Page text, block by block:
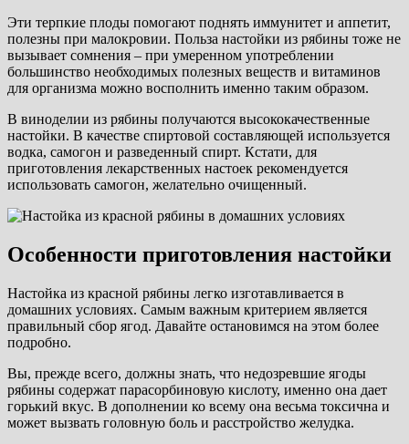
Эти терпкие плоды помогают поднять иммунитет и аппетит,
полезны при малокровии. Польза настойки из рябины тоже не
вызывает сомнения – при умеренном употреблении
большинство необходимых полезных веществ и витаминов
для организма можно восполнить именно таким образом.
В виноделии из рябины получаются высококачественные
настойки. В качестве спиртовой составляющей используется
водка, самогон и разведенный спирт. Кстати, для
приготовления лекарственных настоек рекомендуется
использовать самогон, желательно очищенный.
Особенности приготовления настойки
Настойка из красной рябины легко изготавливается в
домашних условиях. Самым важным критерием является
правильный сбор ягод. Давайте остановимся на этом более
подробно.
Вы, прежде всего, должны знать, что недозревшие ягоды
рябины содержат парасорбиновую кислоту, именно она дает
горький вкус. В дополнении ко всему она весьма токсична и
может вызвать головную боль и расстройство желудка.